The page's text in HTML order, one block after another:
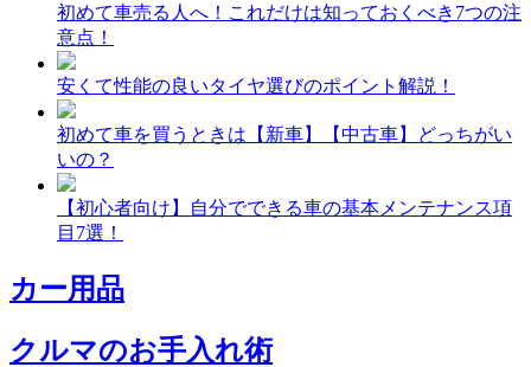
初めて車売る人へ！これだけは知っておくべき7つの注
意点！
安くて性能の良いタイヤ選びのポイント解説！
初めて車を買うときは【新車】【中古車】どっちがい
いの？
【初心者向け】自分でできる車の基本メンテナンス項
目7選！
カー用品
クルマのお手入れ術